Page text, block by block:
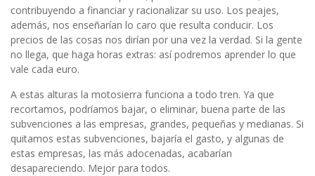
contribuyendo a financiar y racionalizar su uso. Los peajes,
además, nos enseñarían lo caro que resulta conducir. Los
precios de las cosas nos dirían por una vez la verdad. Si la gente
no llega, que haga horas extras: así podremos aprender lo que
vale cada euro.
A estas alturas la motosierra funciona a todo tren. Ya que
recortamos, podríamos bajar, o eliminar, buena parte de las
subvenciones a las empresas, grandes, pequeñas y medianas. Si
quitamos estas subvenciones, bajaría el gasto, y algunas de
estas empresas, las más adocenadas, acabarían
desapareciendo. Mejor para todos.